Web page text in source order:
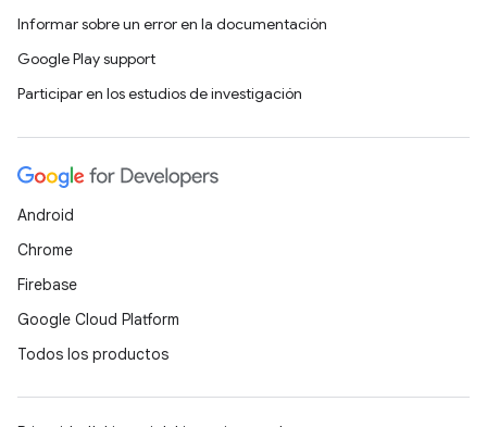
Informar sobre un error en la documentación
Google Play support
Participar en los estudios de investigación
Android
Chrome
Firebase
Google Cloud Platform
Todos los productos